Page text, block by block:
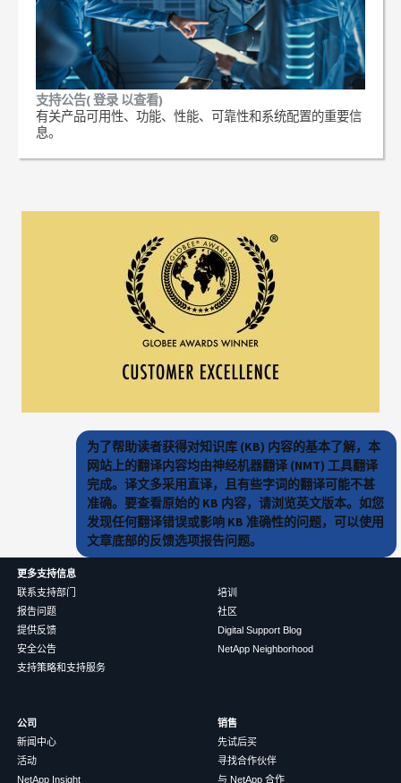
支持公告( 登录 以查看)
有关产品可用性、功能、性能、可靠性和系统配置的重要信
息。
为了帮助读者获得对知识库 (KB) 内容的基本了解，本
网站上的翻译内容均由神经机器翻译 (NMT) 工具翻译
完成。译文多采用直译，且有些字词的翻译可能不甚
准确。要查看原始的 KB 内容，请浏览英文版本。如您
发现任何翻译错误或影响 KB 准确性的问题，可以使用
文章底部的反馈选项报告问题。
更多支持信息
联系支持部门
报告问题
提供反馈
安全公告
支持策略和支持服务
培训
社区
Digital Support Blog
NetApp Neighborhood
公司
新闻中心
活动
NetApp Insight
销售
先试后买
寻找合作伙伴
与 NetApp 合作